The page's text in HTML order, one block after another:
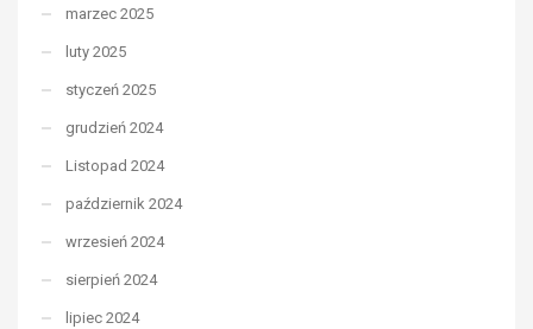
marzec 2025
luty 2025
styczeń 2025
grudzień 2024
Listopad 2024
październik 2024
wrzesień 2024
sierpień 2024
lipiec 2024